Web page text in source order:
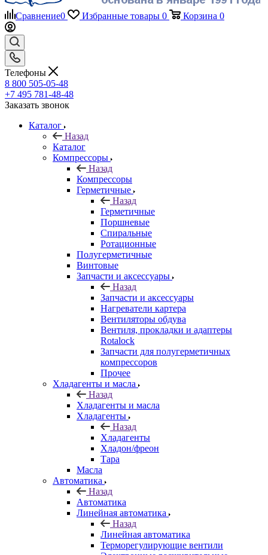
Сравнение0 Избранные товары 0 Корзина 0
Телефоны
8 800 505-05-48
+7 495 781-48-48
Заказать звонок
Каталог
Назад
Каталог
Компрессоры
Назад
Компрессоры
Герметичные
Назад
Герметичные
Поршневые
Спиральные
Ротационные
Полугерметичные
Винтовые
Запчасти и аксессуары
Назад
Запчасти и аксессуары
Нагреватели картера
Вентиляторы обдува
Вентиля, прокладки и адаптеры
Rotalock
Запчасти для полугерметичных
компрессоров
Прочее
Хладагенты и масла
Назад
Хладагенты и масла
Хладагенты
Назад
Хладагенты
Хладон/фреон
Тара
Масла
Автоматика
Назад
Автоматика
Линейная автоматика
Назад
Линейная автоматика
Терморегулирующие вентили